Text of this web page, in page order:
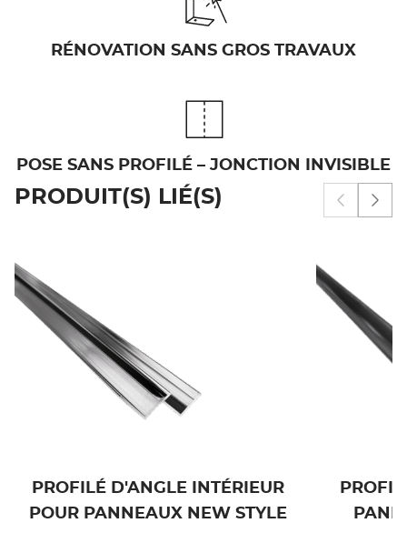
RÉNOVATION SANS GROS TRAVAUX
POSE SANS PROFILÉ – JONCTION INVISIBLE
PRODUIT(S) LIÉ(S)
Afficher
PROFILÉ D'ANGLE INTÉRIEUR
POUR PANNEAUX NEW STYLE